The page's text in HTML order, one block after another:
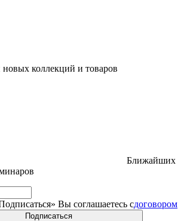
коллекций и товаров
Ближайших
Вы соглашаетесь сдоговором
Подписаться